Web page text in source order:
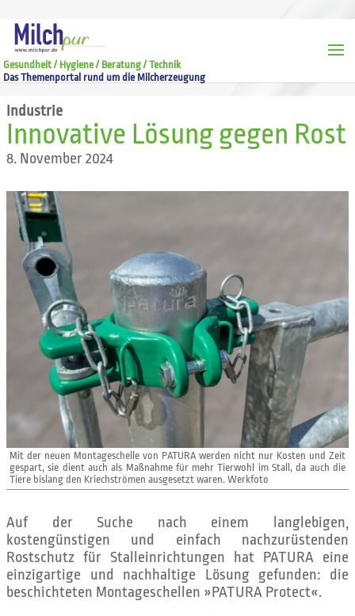
Gesundheit / Hygiene / Beratung / Technik
Das Themenportal rund um die Milcherzeugung
Industrie
Innovative Lösung gegen Rost
8. November 2024
Mit der neuen Montageschelle von PATURA werden nicht nur Kosten und Zeit
gespart, sie dient auch als Maßnahme für mehr Tierwohl im Stall, da auch die
Tiere bislang den Kriechströmen ausgesetzt waren. Werkfoto
Auf der Suche nach einem langlebigen,
kostengünstigen und einfach nachzurüstenden
Rostschutz für Stalleinrichtungen hat PATURA eine
einzigartige und nachhaltige Lösung gefunden: die
beschichteten Montageschellen »PATURA Protect«.